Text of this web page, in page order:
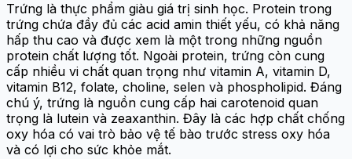
Trứng là thực phẩm giàu giá trị sinh học. Protein trong
trứng chứa đầy đủ các acid amin thiết yếu, có khả năng
hấp thu cao và được xem là một trong những nguồn
protein chất lượng tốt. Ngoài protein, trứng còn cung
cấp nhiều vi chất quan trọng như vitamin A, vitamin D,
vitamin B12, folate, choline, selen và phospholipid. Đáng
chú ý, trứng là nguồn cung cấp hai carotenoid quan
trọng là lutein và zeaxanthin. Đây là các hợp chất chống
oxy hóa có vai trò bảo vệ tế bào trước stress oxy hóa
và có lợi cho sức khỏe mắt.